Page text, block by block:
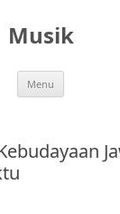
Musik
Menu